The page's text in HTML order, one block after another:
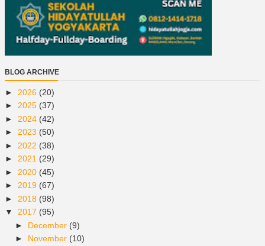
BLOG ARCHIVE
► 2026 (20)
► 2025 (37)
► 2024 (42)
► 2023 (50)
► 2022 (38)
► 2021 (29)
► 2020 (45)
► 2019 (67)
► 2018 (98)
▼ 2017 (95)
► December (9)
► November (10)